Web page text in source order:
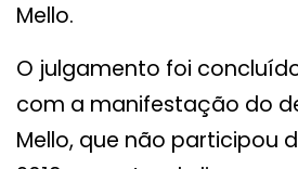
Mello.
O julgamento foi
com a manifestação do
Mello, que não participou